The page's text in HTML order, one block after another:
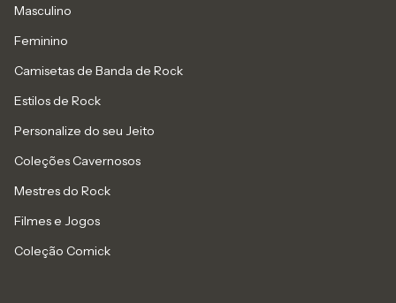
Masculino
Feminino
Camisetas de Banda de Rock
Estilos de Rock
Personalize do seu Jeito
Coleções Cavernosos
Mestres do Rock
Filmes e Jogos
Coleção Comick